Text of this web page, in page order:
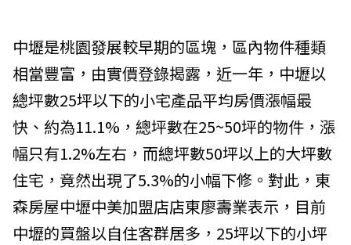
中壢是桃園發展較早期的區塊，區內物件種類
相當豐富，由實價登錄揭露，近一年，中壢以
總坪數25坪以下的小宅產品平均房價漲幅最
快、約為11.1%，總坪數在25~50坪的物件，漲
幅只有1.2%左右，而總坪數50坪以上的大坪數
住宅，竟然出現了5.3%的小幅下修。對此，東
森房屋中壢中美加盟店店東廖壽業表示，目前
中壢的買盤以自住客群居多，25坪以下的小坪